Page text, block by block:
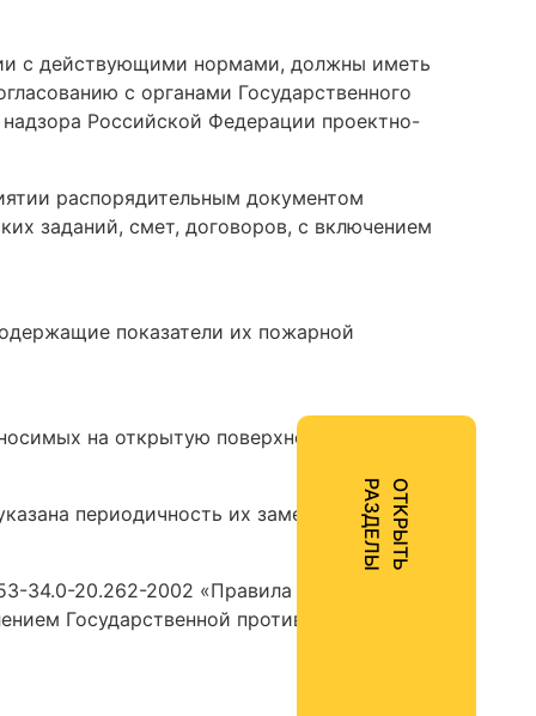
с действующими нормами, должны иметь
с органами Государственного
Российской Федерации проектно-
распорядительным документом
заданий, смет, договоров, с включением
показатели их пожарной
на открытую поверхность
периодичность их замены или
34.0-20.262-2002 «Правила применения
Государственной противопожарной
О
Т
К
Р
Ы
Т
Ь
Р
А
З
Д
Е
Л
Ы